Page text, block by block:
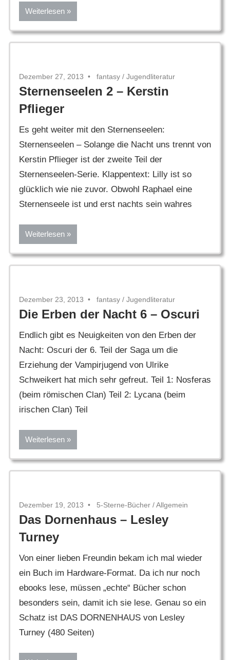
Weiterlesen
Dezember 27, 2013 fantasy / Jugendliteratur
Sternenseelen 2 – Kerstin
Pflieger
Es geht weiter mit den Sternenseelen:
Sternenseelen – Solange die Nacht uns trennt von
Kerstin Pflieger ist der zweite Teil der
Sternenseelen-Serie. Klappentext: Lilly ist so
glücklich wie nie zuvor. Obwohl Raphael eine
Sternenseele ist und erst nachts sein wahres
Weiterlesen
Dezember 23, 2013 fantasy / Jugendliteratur
Die Erben der Nacht 6 – Oscuri
Endlich gibt es Neuigkeiten von den Erben der
Nacht: Oscuri der 6. Teil der Saga um die
Erziehung der Vampirjugend von Ulrike
Schweikert hat mich sehr gefreut. Teil 1: Nosferas
(beim römischen Clan) Teil 2: Lycana (beim
irischen Clan) Teil
Weiterlesen
Dezember 19, 2013 5-Sterne-Bücher /Allgemein
Das Dornenhaus – Lesley
Turney
Von einer lieben Freundin bekam ich mal wieder
ein Buch im Hardware-Format. Da ich nur noch
ebooks lese, müssen „echte“ Bücher schon
besonders sein, damit ich sie lese. Genau so ein
Schatz ist DAS DORNENHAUS von Lesley
Turney (480 Seiten)